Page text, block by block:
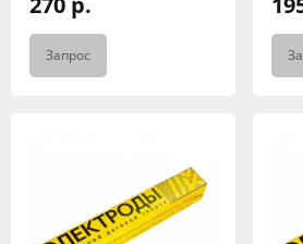
Запрос